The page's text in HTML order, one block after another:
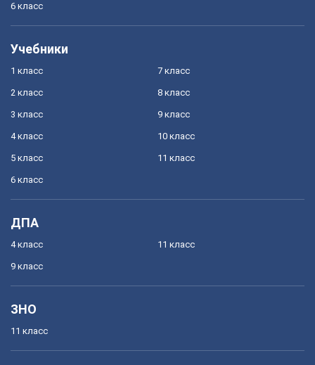
6 класс
Учебники
1 класс
2 класс
3 класс
4 класс
5 класс
6 класс
7 класс
8 класс
9 класс
10 класс
11 класс
ДПА
4 класс
9 класс
11 класс
ЗНО
11 класс